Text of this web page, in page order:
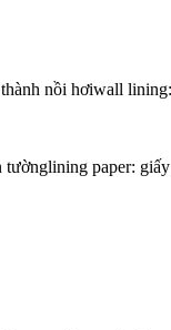
nồi hơiwall
tườnglining paper: